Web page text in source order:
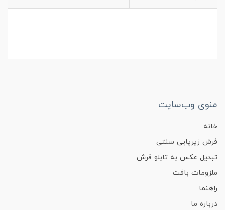
منوی وب‌سایت
خانه
فرش زیرپایی سنتی
تبدیل عکس به تابلو فرش
ملزومات بافت
راهنما
درباره ما